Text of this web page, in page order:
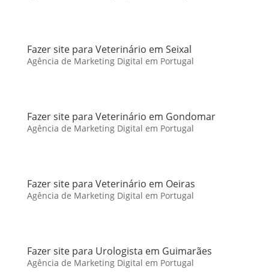
Fazer site para Veterinário em Seixal
Agência de Marketing Digital em Portugal
Fazer site para Veterinário em Gondomar
Agência de Marketing Digital em Portugal
Fazer site para Veterinário em Oeiras
Agência de Marketing Digital em Portugal
Fazer site para Urologista em Guimarães
Agência de Marketing Digital em Portugal